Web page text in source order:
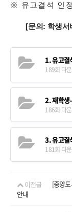
※ 유고결석 인
[문의: 학생서
1. 유고
189회 다
2. 재학생
186회 다
3. 유고
181회 다
이전글
[중앙
안내